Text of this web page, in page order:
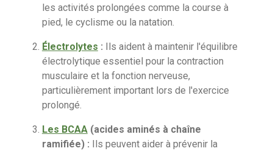
les activités prolongées comme la course à
pied, le cyclisme ou la natation.
Électrolytes : Ils aident à maintenir l'équilibre
électrolytique essentiel pour la contraction
musculaire et la fonction nerveuse,
particulièrement important lors de l'exercice
prolongé.
Les BCAA(acides aminés à chaîne
ramifiée) : Ils peuvent aider à prévenir la